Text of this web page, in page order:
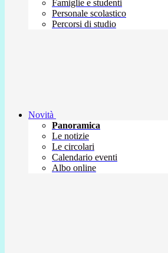
Famiglie e studenti
Personale scolastico
Percorsi di studio
Novità
Panoramica
Le notizie
Le circolari
Calendario eventi
Albo online